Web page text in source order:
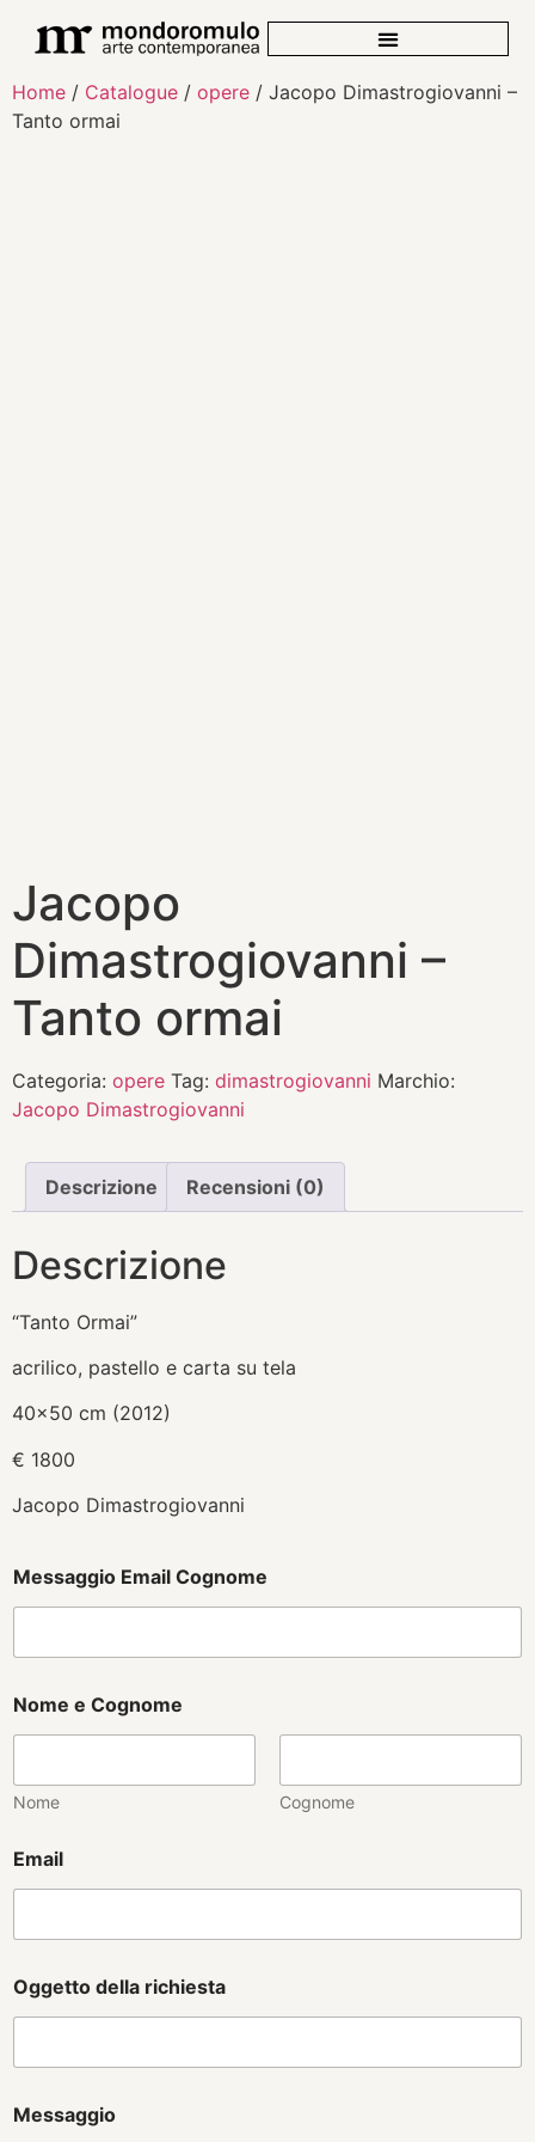
Home / Catalogue / opere / Jacopo Dimastrogiovanni –
Tanto ormai
Jacopo
Dimastrogiovanni –
Tanto ormai
Categoria: opere Tag: dimastrogiovanni Marchio:
Jacopo Dimastrogiovanni
Descrizione Recensioni (0)
Descrizione
“Tanto Ormai”
acrilico, pastello e carta su tela
40×50 cm (2012)
€ 1800
Jacopo Dimastrogiovanni
Messaggio Email Cognome
Nome e Cognome
Nome Cognome
Email
Oggetto della richiesta
Messaggio